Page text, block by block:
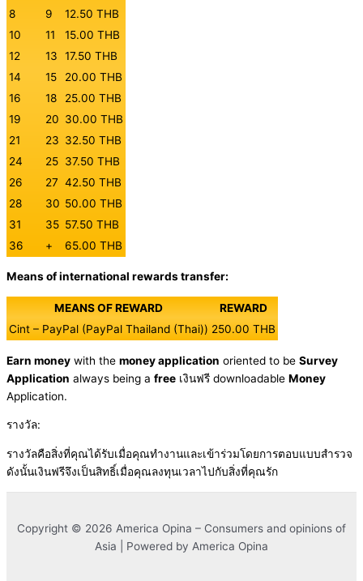
8
9
12.50 THB
10
11
15.00 THB
12
13
17.50 THB
14
15
20.00 THB
16
18
25.00 THB
19
20 30.00 THB
21
23 32.50 THB
24
25 37.50 THB
26
27 42.50 THB
28
30 50.00 THB
31
35 57.50 THB
36
+ 65.00 THB
Means of international rewards transfer:
MEANS OF REWARD
REWARD
Cint – PayPal (PayPal Thailand (Thai)) 250.00 THB
Earn money with the money application oriented to be Survey
Application always being a free เงินฟรี downloadable Money
Application.
รางวัล:
รางวัลคือสิ่งที่คุณได้รับเมื่อคุณทำงานและเข้าร่วมโดยการตอบแบบสำรวจ
ดังนั้นเงินฟรีจึงเป็นสิทธิ์เมื่อคุณลงทุนเวลาไปกับสิ่งที่คุณรัก
Copyright © 2026 America Opina – Consumers and opinions of
Asia | Powered by America Opina